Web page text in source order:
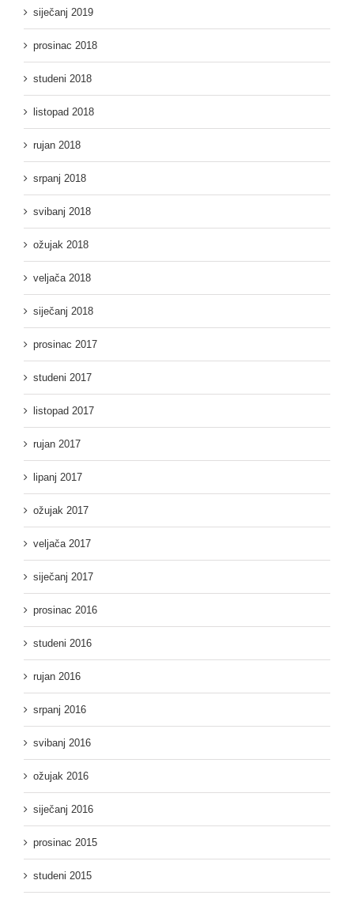
siječanj 2019
prosinac 2018
studeni 2018
listopad 2018
rujan 2018
srpanj 2018
svibanj 2018
ožujak 2018
veljača 2018
siječanj 2018
prosinac 2017
studeni 2017
listopad 2017
rujan 2017
lipanj 2017
ožujak 2017
veljača 2017
siječanj 2017
prosinac 2016
studeni 2016
rujan 2016
srpanj 2016
svibanj 2016
ožujak 2016
siječanj 2016
prosinac 2015
studeni 2015